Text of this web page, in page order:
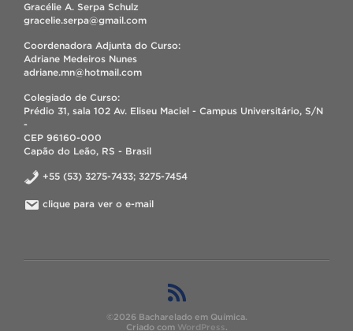
Gracélie A. Serpa Schulz
gracelie.serpa@gmail.com
Coordenadora Adjunta do Curso:
Adriane Medeiros Nunes
adriane.mn@hotmail.com
Colegiado de Curso:
Prédio 31, sala 102 Av. Eliseu Maciel - Campus Universitário, S/N
-
CEP 96160-000
Capão do Leão, RS - Brasil
+55 (53) 3275-7433; 3275-7454
clique para ver o e-mail
©2026 Bacharelado em Química.
Criado com WordPress.